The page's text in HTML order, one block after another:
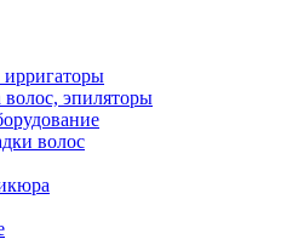
волос, эпиляторы
волос